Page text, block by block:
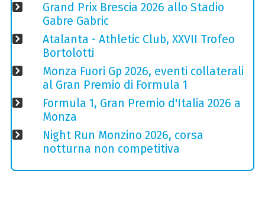
Grand Prix Brescia 2026 allo Stadio
Gabre Gabric
Atalanta - Athletic Club, XXVII Trofeo
Bortolotti
Monza Fuori Gp 2026, eventi collaterali
al Gran Premio di Formula 1
Formula 1, Gran Premio d'Italia 2026 a
Monza
Night Run Monzino 2026, corsa
notturna non competitiva